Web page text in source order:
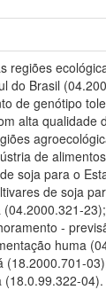
Brasil
de genótipo
alta
de
soja para o
de soja
-
huma
(18.0.99.322-04).